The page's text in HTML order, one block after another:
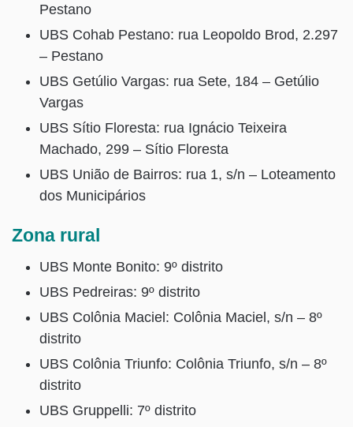
Pestano
UBS Cohab Pestano: rua Leopoldo Brod, 2.297
– Pestano
UBS Getúlio Vargas: rua Sete, 184 – Getúlio
Vargas
UBS Sítio Floresta: rua Ignácio Teixeira
Machado, 299 – Sítio Floresta
UBS União de Bairros: rua 1, s/n – Loteamento
dos Municipários
Zona rural
UBS Monte Bonito: 9º distrito
UBS Pedreiras: 9º distrito
UBS Colônia Maciel: Colônia Maciel, s/n – 8º
distrito
UBS Colônia Triunfo: Colônia Triunfo, s/n – 8º
distrito
UBS Gruppelli: 7º distrito